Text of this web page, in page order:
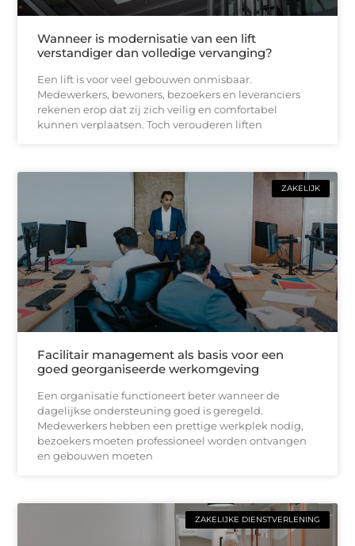
Wanneer is modernisatie van een lift
verstandiger dan volledige vervanging?
Een lift is voor veel gebouwen onmisbaar.
Medewerkers, bewoners, bezoekers en leveranciers
rekenen erop dat zij zich veilig en comfortabel
kunnen verplaatsen. Toch verouderen liften
ZAKELIJK
Facilitair management als basis voor een
goed georganiseerde werkomgeving
Een organisatie functioneert beter wanneer de
dagelijkse ondersteuning goed is geregeld.
Medewerkers hebben een prettige werkplek nodig,
bezoekers moeten professioneel worden ontvangen
en gebouwen moeten
ZAKELIJKE DIENSTVERLENING